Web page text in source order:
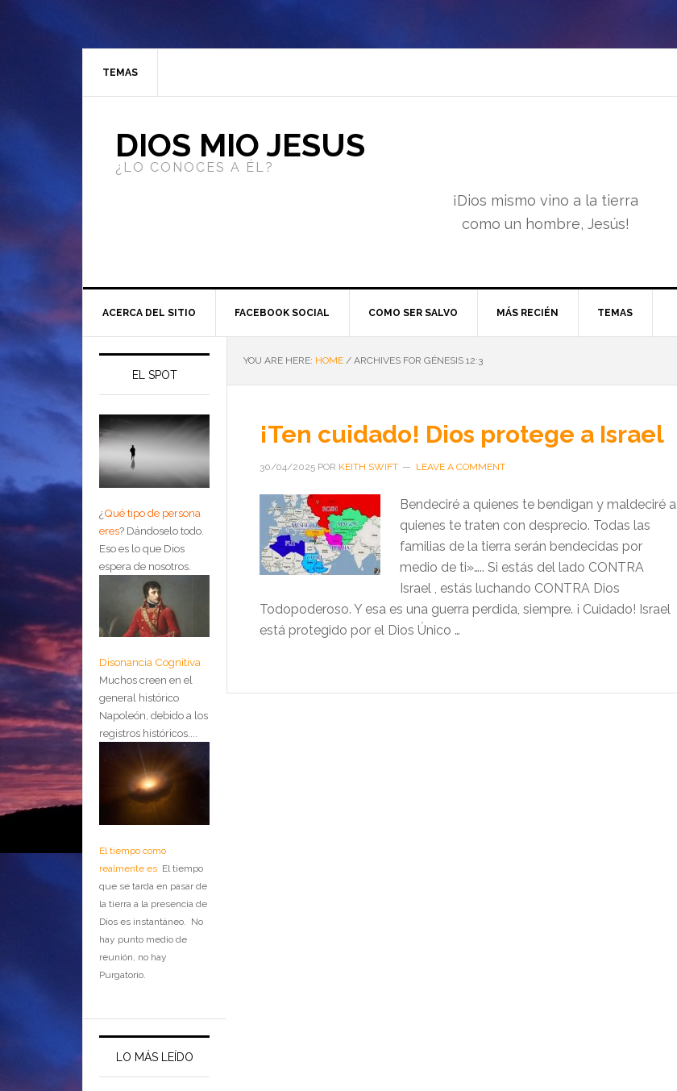
TEMAS
DIOS MIO JESUS
¿LO CONOCES A ÉL?
¡Dios mismo vino a la tierra
como un hombre, Jesús!
ACERCA DEL SITIO FACEBOOK SOCIAL COMO SER SALVO MÁS RECIÉN TEMAS
YOU ARE HERE: HOME / ARCHIVES FOR GÉNESIS 12:3
¡Ten cuidado! Dios protege a Israel
30/04/2025 POR KEITH SWIFT LEAVE A COMMENT
Bendeciré a quienes te bendigan y maldeciré a
quienes te traten con desprecio. Todas las
familias de la tierra serán bendecidas por
medio de ti»….. Si estás del lado CONTRA
Israel , estás luchando CONTRA Dios
Todopoderoso. Y esa es una guerra perdida, siempre. ¡ Cuidado! Israel
está protegido por el Dios Único …
EL SPOT
¿Qué tipo de persona
eres? Dándoselo todo.
Eso es lo que Dios
espera de nosotros.
Disonancia Cognitiva
Muchos creen en el
general histórico
Napoleón, debido a los
registros históricos....
El tiempo como
realmente es El tiempo
que se tarda en pasar de
la tierra a la presencia de
Dios es instantáneo. No
hay punto medio de
reunión, no hay
Purgatorio.
LO MÁS LEÍDO